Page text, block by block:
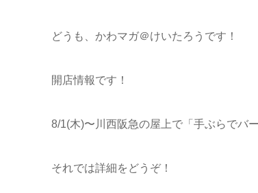
どうも、かわマガ＠けいたろうです！
開店情報です！
8/1(木)〜川西阪急の屋上で「手ぶらでバ
それでは詳細をどうぞ！